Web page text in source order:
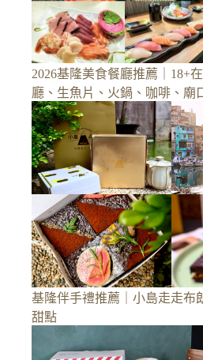
2026基隆美食餐廳推薦｜18+
廳、生魚片、火鍋、咖啡、廟
基隆伴手禮推薦｜小島走走布
甜點